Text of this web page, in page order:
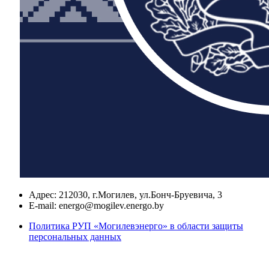
Адрес: 212030, г.Могилев, ул.Бонч-Бруевича, 3
E-mail: energo@mogilev.energo.by
Политика РУП «Могилевэнерго» в области защиты
персональных данных